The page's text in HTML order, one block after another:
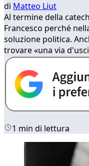
di Matteo Liut
Al termine della
Francesco perché
soluzione politica.
trovare «una via
1 min di lettura